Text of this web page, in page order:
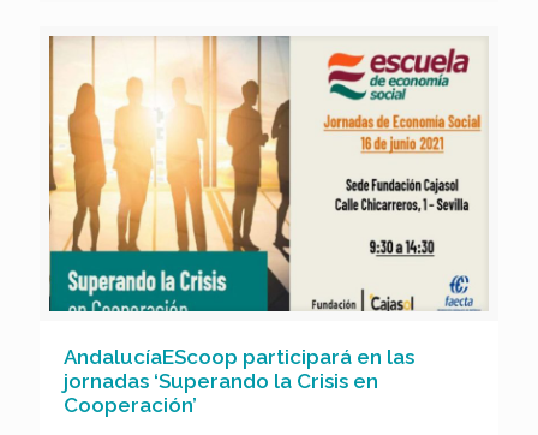
AndalucíaEScoop participará en las
jornadas ‘Superando la Crisis en
Cooperación’